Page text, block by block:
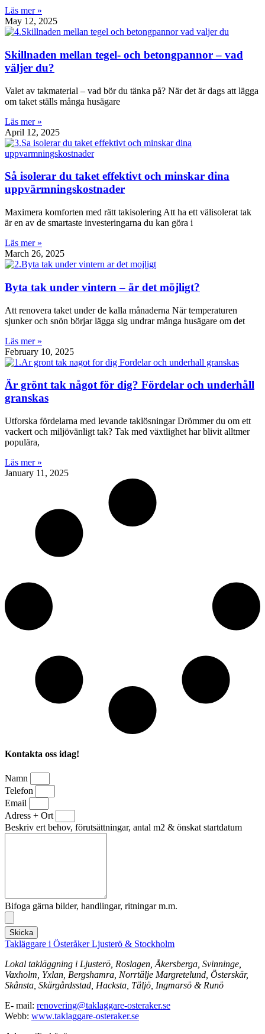
Läs mer »
May 12, 2025
Skillnaden mellan tegel- och betongpannor – vad
väljer du?
Valet av takmaterial – vad bör du tänka på? När det är dags att lägga
om taket ställs många husägare
Läs mer »
April 12, 2025
Så isolerar du taket effektivt och minskar dina
uppvärmningskostnader
Maximera komforten med rätt takisolering Att ha ett välisolerat tak
är en av de smartaste investeringarna du kan göra i
Läs mer »
March 26, 2025
Byta tak under vintern – är det möjligt?
Att renovera taket under de kalla månaderna När temperaturen
sjunker och snön börjar lägga sig undrar många husägare om det
Läs mer »
February 10, 2025
Är grönt tak något för dig? Fördelar och underhåll
granskas
Utforska fördelarna med levande taklösningar Drömmer du om ett
vackert och miljövänligt tak? Tak med växtlighet har blivit alltmer
populära,
Läs mer »
January 11, 2025
Kontakta oss idag!
Namn
Telefon
Email
Adress + Ort
Beskriv ert behov, förutsättningar, antal m2 & önskat startdatum
Bifoga gärna bilder, handlingar, ritningar m.m.
Skicka
Takläggare i Österåker Ljusterö & Stockholm
Lokal takläggning i Ljusterö, Roslagen, Åkersberga, Svinninge,
Vaxholm, Yxlan, Bergshamra, Norrtälje Margretelund, Österskär,
Skånsta, Skärgårdsstad, Hacksta, Täljö, Ingmarsö & Runö
E- mail: renovering@taklaggare-osteraker.se
Webb: www.taklaggare-osteraker.se